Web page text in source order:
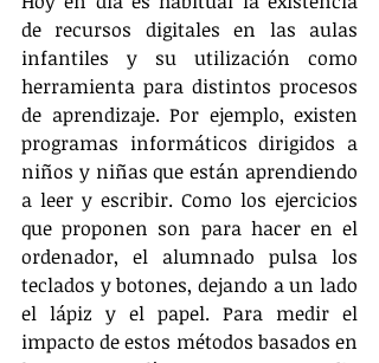
de recursos digitales en las aulas
infantiles y su utilización como
herramienta para distintos procesos
de aprendizaje. Por ejemplo, existen
programas informáticos dirigidos a
niños y niñas que están aprendiendo
a leer y escribir. Como los ejercicios
que proponen son para hacer en el
ordenador, el alumnado pulsa los
teclados y botones, dejando a un lado
el lápiz y el papel. Para medir el
impacto de estos métodos basados en